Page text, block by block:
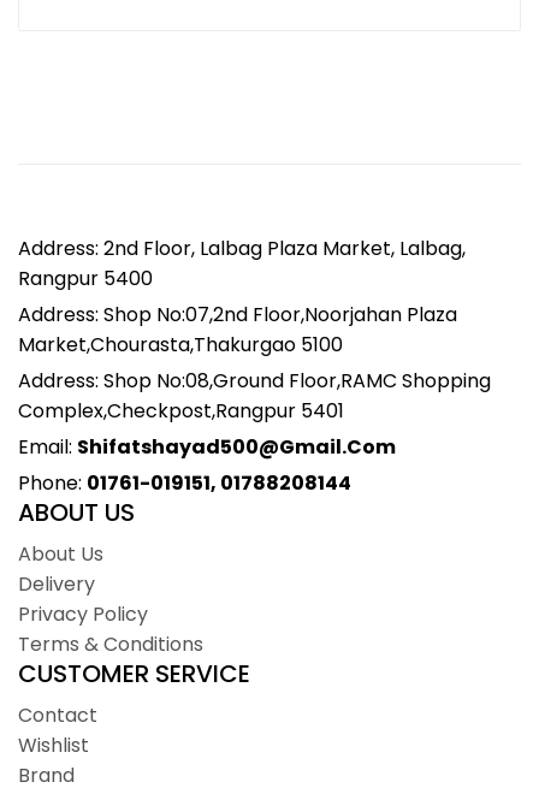
Address: 2nd Floor, Lalbag Plaza Market, Lalbag,
Rangpur 5400
Address: Shop No:07,2nd Floor,Noorjahan Plaza
Market,Chourasta,Thakurgao 5100
Address: Shop No:08,Ground Floor,RAMC Shopping
Complex,Checkpost,Rangpur 5401
Email: Shifatshayad500@gmail.com
Phone: 01761-019151, 01788208144
ABOUT US
About Us
Delivery
Privacy Policy
Terms & Conditions
CUSTOMER SERVICE
Contact
Wishlist
Brand